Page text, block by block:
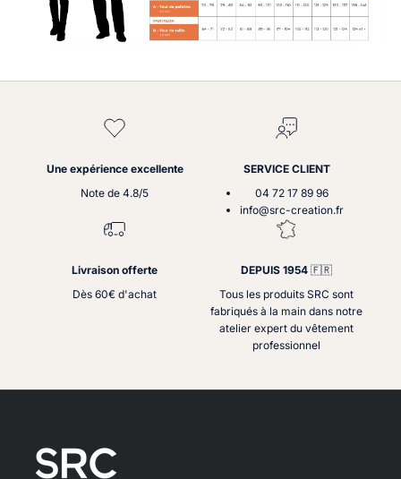
Une expérience excellente
Note de 4.8/5
SERVICE CLIENT
04 72 17 89 96
info@src-creation.fr
Livraison offerte
Dès 60€ d'achat
DEPUIS 1954 🇫🇷
Tous les produits SRC sont
fabriqués à la main dans notre
atelier expert du vêtement
professionnel